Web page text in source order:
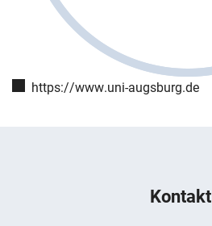
Webseite:
https://www.uni-augsburg.de
Kontakt